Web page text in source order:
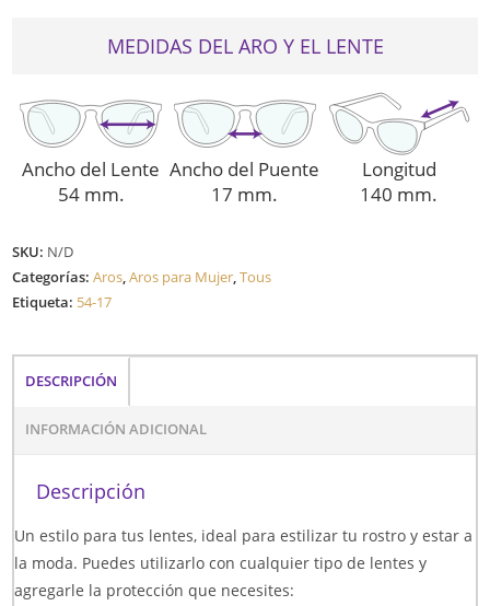
MEDIDAS DEL ARO Y EL LENTE
Ancho del Lente
54 mm.
Ancho del Puente
17 mm.
Longitud
140 mm.
SKU: N/D
Categorías:Aros,Aros para Mujer,Tous
Etiqueta: 54-17
DESCRIPCIÓN
INFORMACIÓN ADICIONAL
Descripción
Un estilo para tus lentes, ideal para estilizar tu rostro y estar a
la moda. Puedes utilizarlo con cualquier tipo de lentes y
agregarle la protección que necesites: